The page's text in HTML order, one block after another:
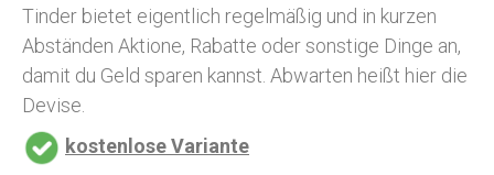
Tinder bietet eigentlich regelmäßig und in kurzen
Abständen Aktione, Rabatte oder sonstige Dinge an,
damit du Geld sparen kannst. Abwarten heißt hier die
Devise.
kostenlose Variante